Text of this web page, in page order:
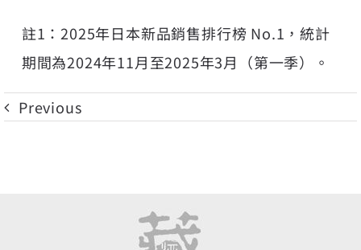
註1：2025年日本新品銷售排行榜 No.1，統計
期間為2024年11月至2025年3月（第一季）。
Previous